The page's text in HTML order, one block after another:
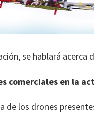
se hablará
comerciales en la
de los drones